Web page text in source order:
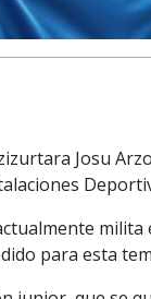
Josu
milita
para esta